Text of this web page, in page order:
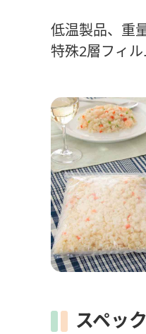
低温製品、重
特殊2層フィ
スペック